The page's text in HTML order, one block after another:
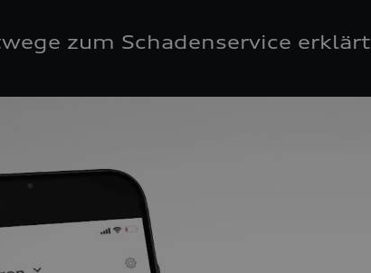
zum Schadenservice erklärt